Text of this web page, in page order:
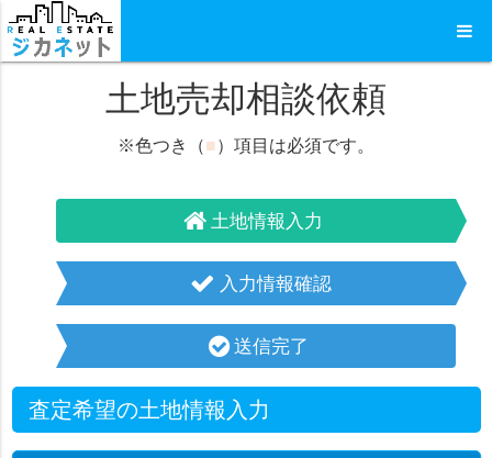
土地売却相談依頼
※色つき（■）項目は必須です。
土地情報入力
入力情報確認
送信完了
査定希望の土地情報入力